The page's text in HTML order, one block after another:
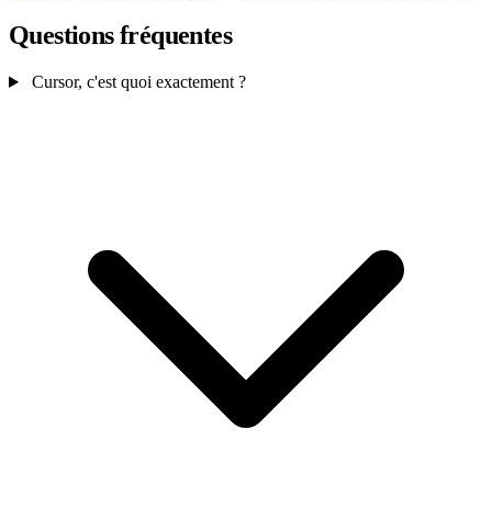
Questions fréquentes
Cursor, c'est quoi exactement ?